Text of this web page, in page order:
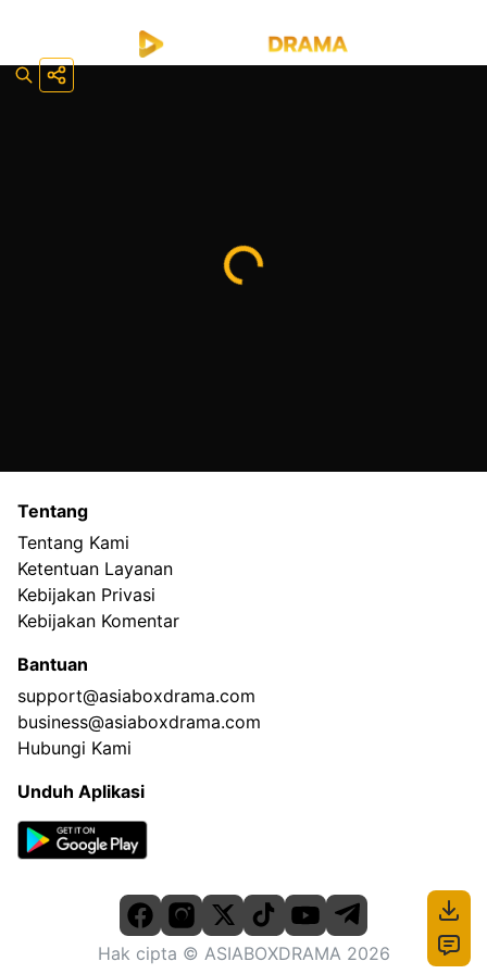
Tentang
Tentang Kami
Ketentuan Layanan
Kebijakan Privasi
Kebijakan Komentar
Bantuan
support@asiaboxdrama.com
business@asiaboxdrama.com
Hubungi Kami
Unduh Aplikasi
Hak cipta © ASIABOXDRAMA 2026